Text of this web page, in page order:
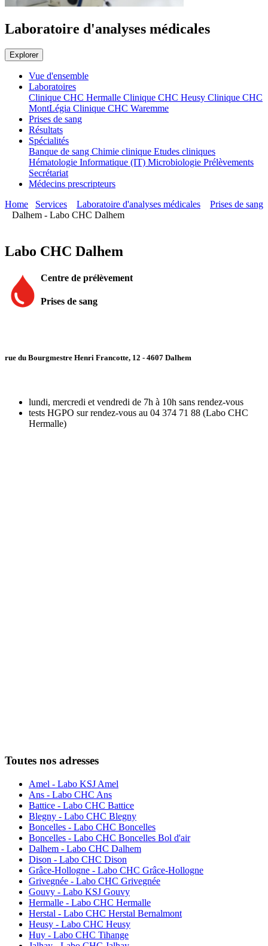
Laboratoire d'analyses médicales
Explorer
Vue d'ensemble
Laboratoires
Clinique CHC Hermalle Clinique CHC Heusy Clinique CHC
MontLégia Clinique CHC Waremme
Prises de sang
Résultats
Spécialités
Banque de sang Chimie clinique Etudes cliniques
Hématologie Informatique (IT) Microbiologie Prélèvements
Secrétariat
Médecins prescripteurs
Home
Services Laboratoire d'analyses médicales
Prises de sang
Dalhem - Labo CHC Dalhem
Labo CHC Dalhem
Centre de prélèvement
Prises de sang
rue du Bourgmestre Henri Francotte, 12 - 4607 Dalhem
lundi, mercredi et vendredi de 7h à 10h sans rendez-vous
tests HGPO sur rendez-vous au 04 374 71 88 (Labo CHC
Hermalle)
Toutes nos adresses
Amel - Labo KSJ Amel
Ans - Labo CHC Ans
Battice - Labo CHC Battice
Blegny - Labo CHC Blegny
Boncelles - Labo CHC Boncelles
Boncelles - Labo CHC Boncelles Bol d'air
Dalhem - Labo CHC Dalhem
Dison - Labo CHC Dison
Grâce-Hollogne - Labo CHC Grâce-Hollogne
Grivegnée - Labo CHC Grivegnée
Gouvy - Labo KSJ Gouvy
Hermalle - Labo CHC Hermalle
Herstal - Labo CHC Herstal Bernalmont
Heusy - Labo CHC Heusy
Huy - Labo CHC Tihange